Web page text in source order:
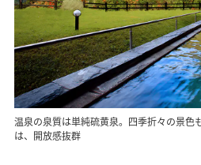
温泉の泉質は単純硫黄泉。四季折々の景色
は、開放感抜群